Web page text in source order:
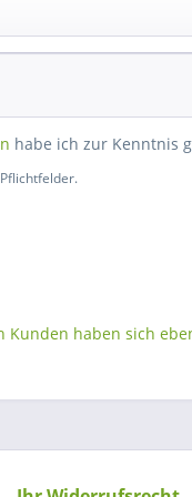
habe ich zur Kenntnis
Kunden haben sich